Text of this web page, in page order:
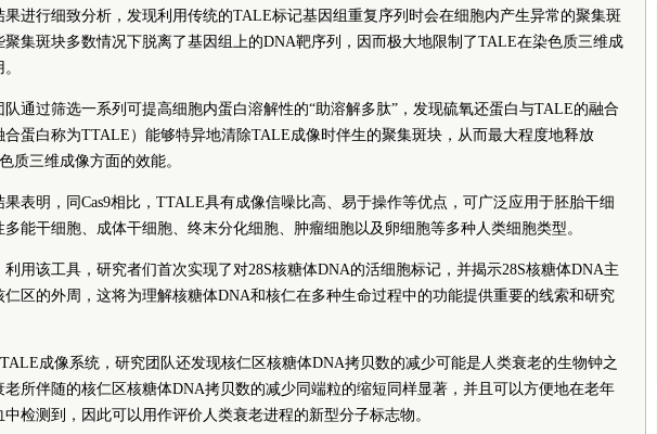
果进行细致分析，发现利用传统的TALE标记基因组重复序列时会在细胞内产生异常的聚集斑
聚集斑块多数情况下脱离了基因组上的DNA靶序列，因而极大地限制了TALE在染色质三维成
队通过筛选一系列可提高细胞内蛋白溶解性的“助溶解多肽”，发现硫氧还蛋白与TALE的融合
合蛋白称为TTALE）能够特异地清除TALE成像时伴生的聚集斑块，从而最大程度地释放
质三维成像方面的效能。
果表明，同Cas9相比，TTALE具有成像信噪比高、易于操作等优点，可广泛应用于胚胎干细
多能干细胞、成体干细胞、终末分化细胞、肿瘤细胞以及卵细胞等多种人类细胞类型。
利用该工具，研究者们首次实现了对28S核糖体DNA的活细胞标记，并揭示28S核糖体DNA主
仁区的外周，这将为理解核糖体DNA和核仁在多种生命过程中的功能提供重要的线索和研究
成像系统，研究团队还发现核仁区核糖体DNA拷贝数的减少可能是人类衰老的生物钟之
老所伴随的核仁区核糖体DNA拷贝数的减少同端粒的缩短同样显著，并且可以方便地在老年
中检测到，因此可以用作评价人类衰老进程的新型分子标志物。